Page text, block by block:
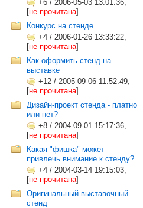
+6 / 2006-05-03 13:01:36,
[не прочитана]
Конкурс на стенде
+4 / 2006-01-26 13:33:22,
[не прочитана]
Как оформить стенд на
выставке
+12 / 2005-09-06 11:52:49,
[не прочитана]
Дизайн-проект стенда - платно
или нет?
+8 / 2004-09-01 15:17:36,
[не прочитана]
Какая "фишка" может
привлечь внимание к стенду?
+4 / 2004-03-14 19:15:03,
[не прочитана]
Оригинальный выставочный
стенд